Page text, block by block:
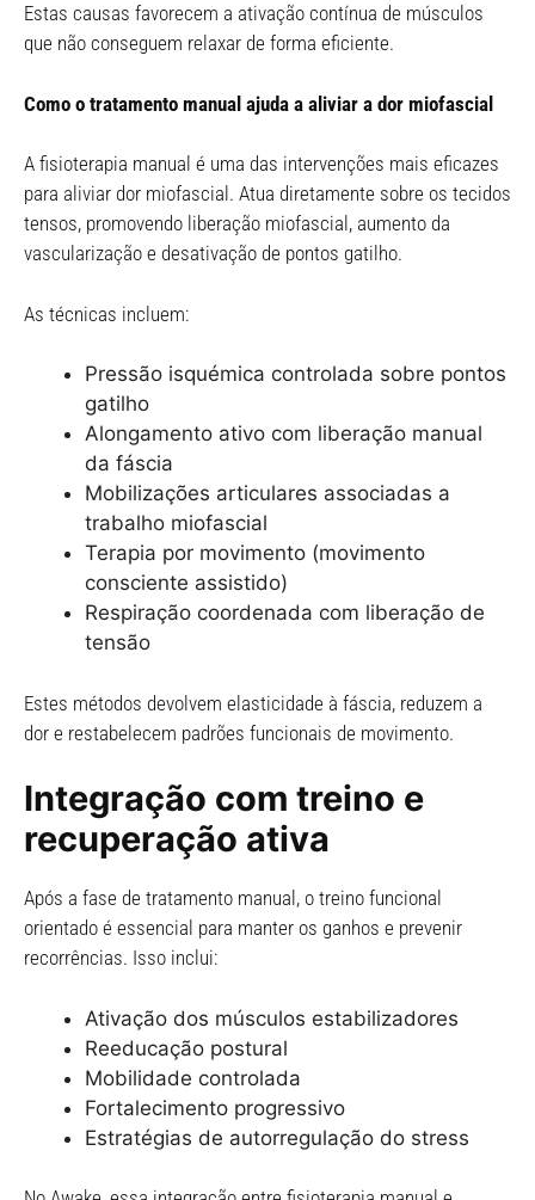
Estas causas favorecem a ativação contínua de músculos
que não conseguem relaxar de forma eficiente.
Como o tratamento manual ajuda a aliviar a dor miofascial
A fisioterapia manual é uma das intervenções mais eficazes
para aliviar dor miofascial. Atua diretamente sobre os tecidos
tensos, promovendo liberação miofascial, aumento da
vascularização e desativação de pontos gatilho.
As técnicas incluem:
Pressão isquémica controlada sobre pontos
gatilho
Alongamento ativo com liberação manual
da fáscia
Mobilizações articulares associadas a
trabalho miofascial
Terapia por movimento (movimento
consciente assistido)
Respiração coordenada com liberação de
tensão
Estes métodos devolvem elasticidade à fáscia, reduzem a
dor e restabelecem padrões funcionais de movimento.
Integração com treino e
recuperação ativa
Após a fase de tratamento manual, o treino funcional
orientado é essencial para manter os ganhos e prevenir
recorrências. Isso inclui:
Ativação dos músculos estabilizadores
Reeducação postural
Mobilidade controlada
Fortalecimento progressivo
Estratégias de autorregulação do stress